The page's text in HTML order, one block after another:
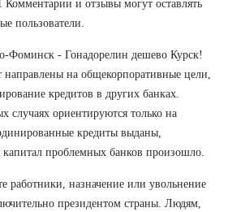
Комментарии и отзывы могут оставлять
пользователи.
Фоминск - Гонадорелин дешево Курск!
направлены на общекорпоративные цели,
кредитов в других банках.
случаях ориентируются только на
кредиты выданы,
капитал проблемных банков произошло.
работники, назначение или увольнение
президентом страны. Людям,